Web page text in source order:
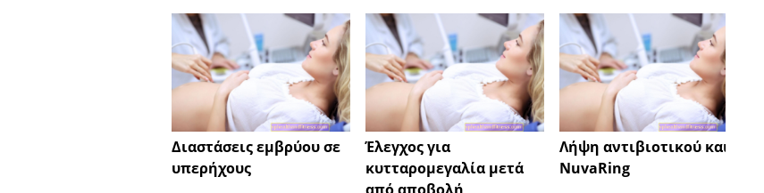
Διαστάσεις εμβρύου σε
υπερήχους
Έλεγχος για
κυτταρομεγαλία μετά
Λήψη αντιβιοτικού και
NuvaRing